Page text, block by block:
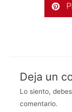
Deja un
Lo siento,
comentario.